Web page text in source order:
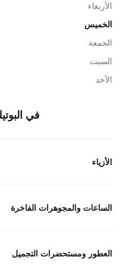
الأربعاء
الخميس
الجمعة
السبت
الأحد
في
الأزياء
الساعات والمجوهرات الفاخرة
العطور ومستحضرات التجميل